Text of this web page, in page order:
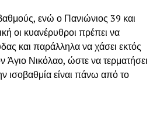
ενώ ο Πανιώνιος 39 και
οι κυανέρυθροι πρέπει να
και παράλληλα να χάσει εκτός
Νικόλαο, ώστε να τερματήσει
ισοβαθμία είναι πάνω από το